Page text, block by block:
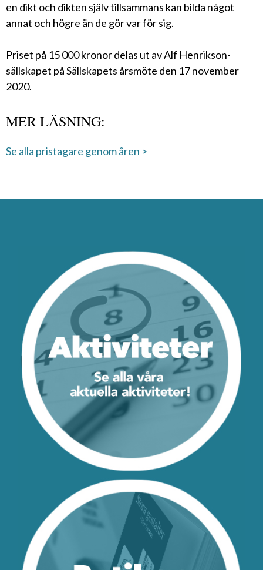
en dikt och dikten själv tillsammans kan bilda något
annat och högre än de gör var för sig.
Priset på 15 000 kronor delas ut av Alf Henrikson-
sällskapet på Sällskapets årsmöte den 17 november
2020.
MER LÄSNING:
Se alla pristagare genom åren >